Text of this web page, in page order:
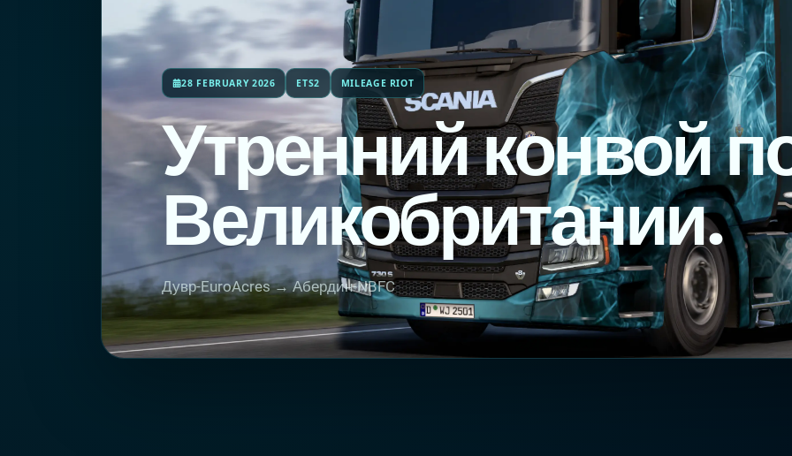
28 FEBRUARY 2026 ETS2 MILEAGE RIOT
Утренний конвой
Великобритании.
Дувр-EuroAcres → Абердин-NBFC